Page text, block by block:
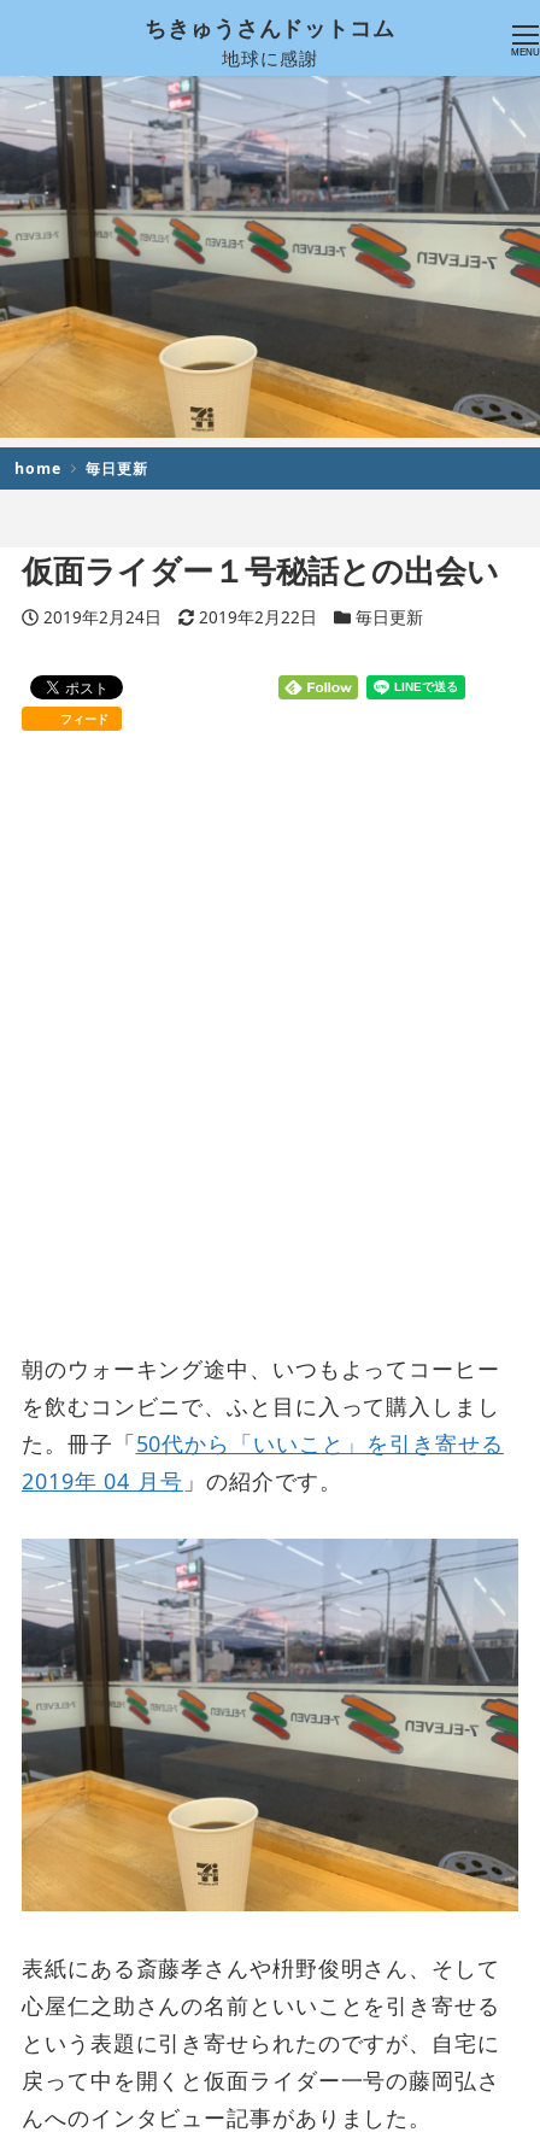
ちきゅうさんドットコム
地球に感謝 MENU
home 毎日更新
仮面ライダー１号秘話との出会い
投稿日
2019年2月24日 更新日
2019年2月22日 カテゴリー
毎日更新
フィード
朝のウォーキング途中、いつもよってコーヒー
を飲むコンビニで、ふと目に入って購入しまし
た。冊子「50代から「いいこと」を引き寄せる
2019年 04 月号 」の紹介です。
表紙にある斎藤孝さんや枡野俊明さん、そして
心屋仁之助さんの名前といいことを引き寄せる
という表題に引き寄せられたのですが、自宅に
戻って中を開くと仮面ライダー一号の藤岡弘さ
んへのインタビュー記事がありました。